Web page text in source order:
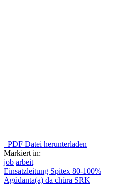
PDF Datei herunterladen
Markiert in:
job arbeit
Einsatzleitung Spitex 80-100%
Agüdanta(a) da chüra SRK